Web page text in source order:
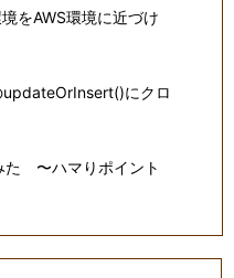
をAWS環境に近づけ
updateOrInsert()にクロ
た 〜ハマりポイント